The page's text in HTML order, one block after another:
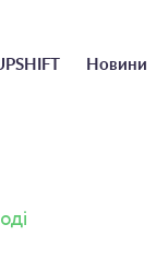
Новини